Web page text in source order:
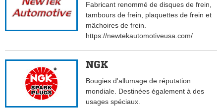
Fabricant renommé de disques de frein,
tambours de frein, plaquettes de frein et
mâchoires de frein.
https://newtekautomotiveusa.com/
NGK
Bougies d'allumage de réputation
mondiale. Destinées également à des
usages spéciaux.